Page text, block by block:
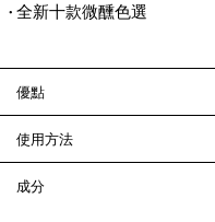
全新十款微醺色選
優點
使用方法
成分